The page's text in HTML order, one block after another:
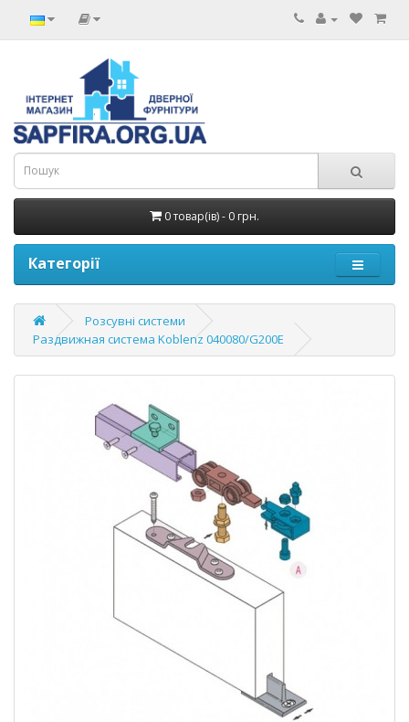
0 товар(ів) - 0 грн.
Категорії
Розсувні системи
Раздвижная система Koblenz 040080/G200E